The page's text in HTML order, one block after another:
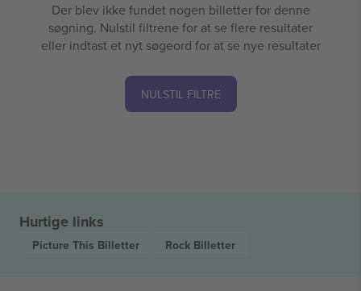
Der blev ikke fundet nogen billetter for denne
søgning. Nulstil filtrene for at se flere resultater
eller indtast et nyt søgeord for at se nye resultater
NULSTIL FILTRE
Hurtige links
Picture This Billetter Rock Billetter